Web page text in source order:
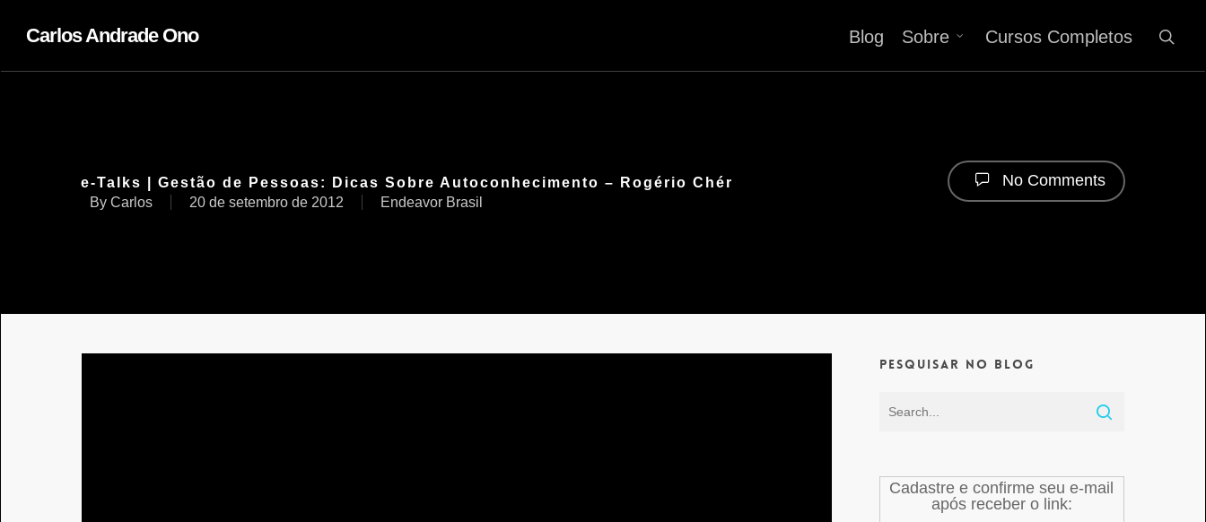
Carlos Andrade Ono Blog Sobre Cursos Completos
e-Talks | Gestão de Pessoas: Dicas Sobre Autoconhecimento – Rogério Chér
By Carlos 20 de setembro de 2012 Endeavor Brasil
No Comments
Pesquisar no Blog
Cadastre e confirme seu e-mail
após receber o link: